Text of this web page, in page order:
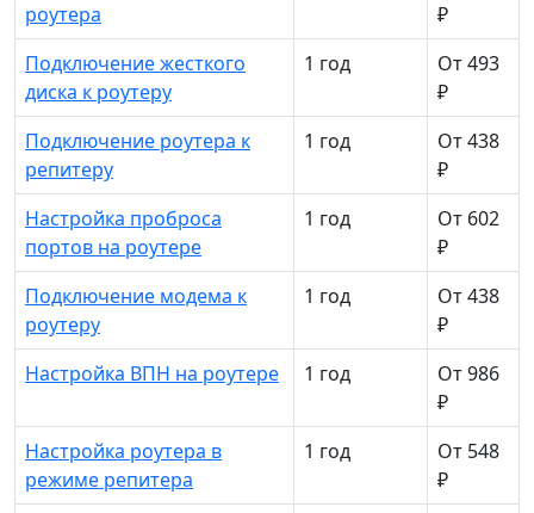
роутера
₽
Подключение жесткого
диска к роутеру
1 год
От 493
₽
Подключение роутера к
репитеру
1 год
От 438
₽
Настройка проброса
портов на роутере
1 год
От 602
₽
Подключение модема к
роутеру
1 год
От 438
₽
Настройка ВПН на роутере
1 год
От 986
₽
Настройка роутера в
режиме репитера
1 год
От 548
₽